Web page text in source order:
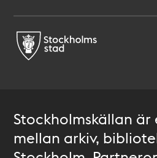
Stockholmskällan
mellan arkiv,